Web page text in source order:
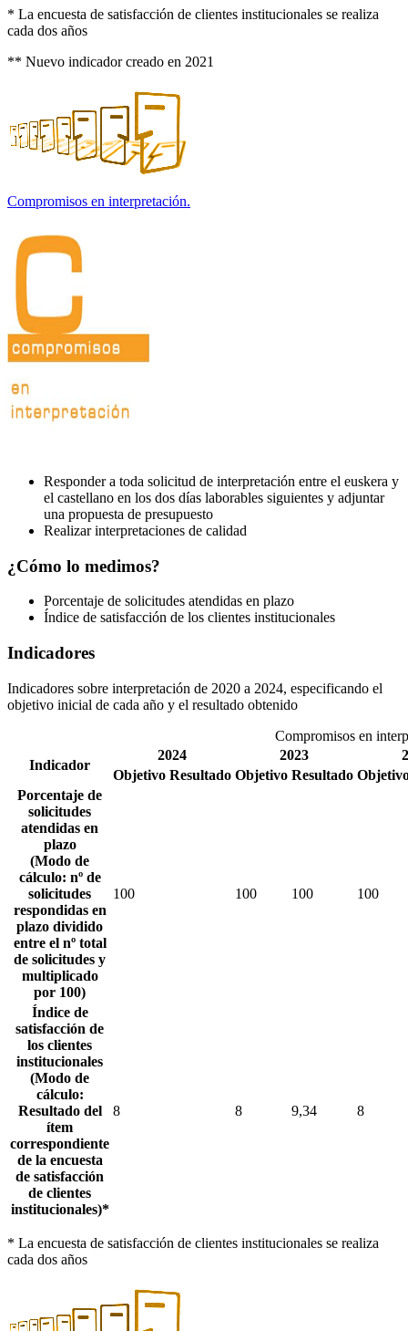
* La encuesta de satisfacción de clientes institucionales se realiza
cada dos años
** Nuevo indicador creado en 2021
Compromisos en interpretación.
Responder a toda solicitud de interpretación entre el euskera y
el castellano en los dos días laborables siguientes y adjuntar
una propuesta de presupuesto
Realizar interpretaciones de calidad
¿Cómo lo medimos?
Porcentaje de solicitudes atendidas en plazo
Índice de satisfacción de los clientes institucionales
Indicadores
Indicadores sobre interpretación de 2020 a 2024, especificando el
objetivo inicial de cada año y el resultado obtenido
Compromisos en
Indicador
2024 2023
Objetivo Resultado Objetivo Resultado
Porcentaje de
solicitudes
atendidas en
plazo
(Modo de
cálculo: nº de
solicitudes
respondidas en
plazo dividido
entre el nº total
de solicitudes y
multiplicado
por 100)
100 100 100 100
Índice de
satisfacción de
los clientes
institucionales
(Modo de
cálculo:
Resultado del
ítem
correspondiente
de la encuesta
de satisfacción
de clientes
institucionales)*
8 8 9,34 8
* La encuesta de satisfacción de clientes institucionales se realiza
cada dos años